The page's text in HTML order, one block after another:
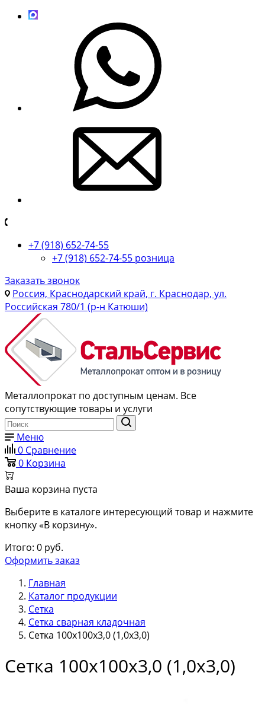
+7 (918) 652-74-55
+7 (918) 652-74-55 розница
Заказать звонок
Россия, Краснодарский край, г. Краснодар, ул.
Российская 780/1 (р-н Катюши)
Металлопрокат по доступным ценам. Все
сопутствующие товары и услуги
Меню
0 Сравнение
0 Корзина
Ваша корзина пуста
Выберите в каталоге интересующий товар и нажмите
кнопку «В корзину».
Итого: 0 руб.
Оформить заказ
Главная
Каталог продукции
Сетка
Сетка сварная кладочная
Сетка 100х100х3,0 (1,0х3,0)
Сетка 100х100х3,0 (1,0х3,0)